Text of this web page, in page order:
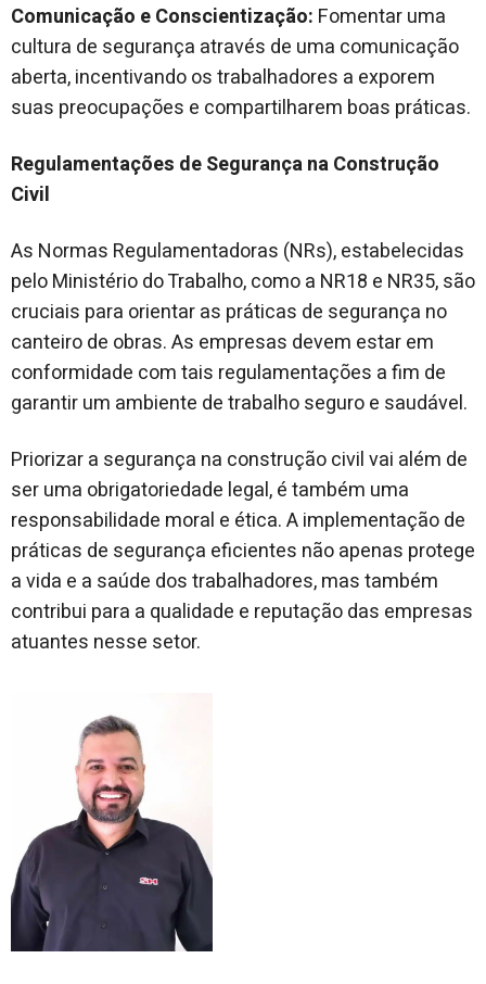
Comunicação e Conscientização: Fomentar uma
cultura de segurança através de uma comunicação
aberta, incentivando os trabalhadores a exporem
suas preocupações e compartilharem boas práticas.
Regulamentações de Segurança na Construção
Civil
As Normas Regulamentadoras (NRs), estabelecidas
pelo Ministério do Trabalho, como a NR18 e NR35, são
cruciais para orientar as práticas de segurança no
canteiro de obras. As empresas devem estar em
conformidade com tais regulamentações a fim de
garantir um ambiente de trabalho seguro e saudável.
Priorizar a segurança na construção civil vai além de
ser uma obrigatoriedade legal, é também uma
responsabilidade moral e ética. A implementação de
práticas de segurança eficientes não apenas protege
a vida e a saúde dos trabalhadores, mas também
contribui para a qualidade e reputação das empresas
atuantes nesse setor.